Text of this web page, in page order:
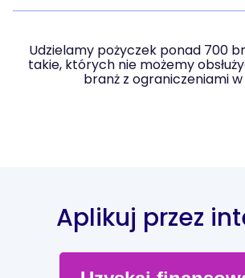
Udzielamy pożyczek ponad 700
takie, których nie możemy
branż z ograniczeniami w
Aplikuj przez